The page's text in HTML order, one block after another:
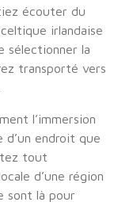
écouter du
irlandaise
sélectionner la
transporté vers
l’immersion
d’un endroit que
tout
d’une région
sont là pour